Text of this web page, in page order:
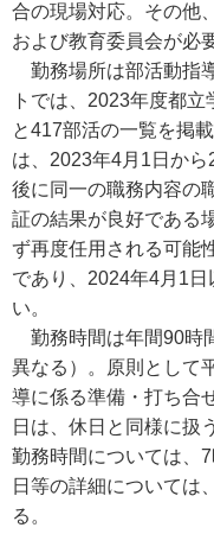
合の現場対応。その他
および教育委員会が必
勤務場所は部活動指
トでは、2023年度都
と417部活の一覧を掲
は、2023年4月1日か
後に同一の職務内容の
証の結果が良好である
ず再度任用される可能
であり、2024年4月1
い。
勤務時間は年間90時
異なる）。原則として
導に係る準備・打ち合
日は、休日と同様に扱
勤務時間については、
日等の詳細については
る。